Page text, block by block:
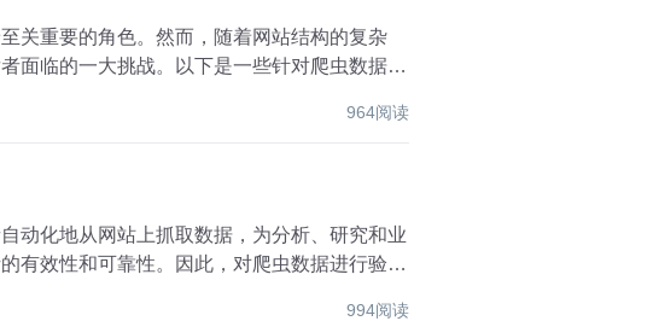
关重要的角色。然而，随着网站结构的复杂
面临的一大挑战。以下是一些针对爬虫数据爬
964阅读
动化地从网站上抓取数据，为分析、研究和业
有效性和可靠性。因此，对爬虫数据进行验证
994阅读